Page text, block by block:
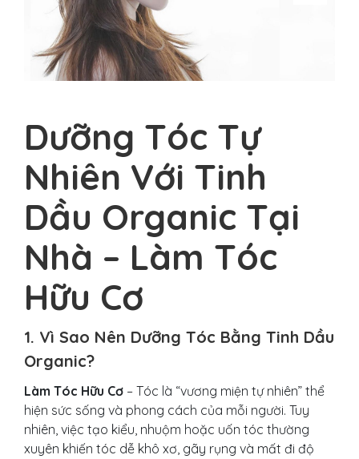
Dưỡng Tóc Tự
Nhiên Với Tinh
Dầu Organic Tại
Nhà – Làm Tóc
Hữu Cơ
1. Vì Sao Nên Dưỡng Tóc Bằng Tinh Dầu
Organic?
Làm Tóc Hữu Cơ – Tóc là “vương miện tự nhiên” thể
hiện sức sống và phong cách của mỗi người. Tuy
nhiên, việc tạo kiểu, nhuộm hoặc uốn tóc thường
xuyên khiến tóc dễ khô xơ, gãy rụng và mất đi độ